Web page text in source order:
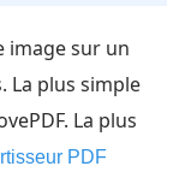
image sur un
La plus simple
La plus
PDF